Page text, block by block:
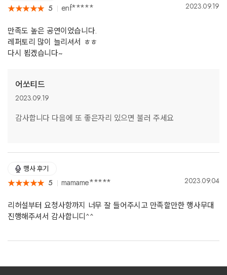
★★★★★
★★★★★ 5 enf***** 2023.09.19
만족도 높은 공연이었습니다.
레퍼토리 많이 늘리셔서 ㅎㅎ
다시 뵙겠습니다~
어쏘티드
2023.09.19
감사합니다 다음에 또 좋은자리 있으면 불러 주세요
행사 후기
★★★★★
★★★★★ 5 mamame***** 2023.09.04
리허설부터 요청사항까지 너무 잘 들어주시고 만족할만한 행사무대
진행해주셔서 감사합니디^^